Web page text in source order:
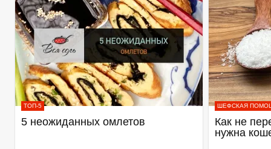
ТОП-5
5 неожиданных омлетов
ШЕФСКАЯ
Как не
нужна